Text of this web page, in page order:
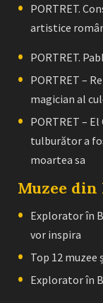
PORTRET.
artistice
PORTRET.
PORTRET –
magician al
PORTRET –
tulburător a
moartea sa
Muzee din
Explorator în
vor inspira
Top 12 muzee
Explorator în